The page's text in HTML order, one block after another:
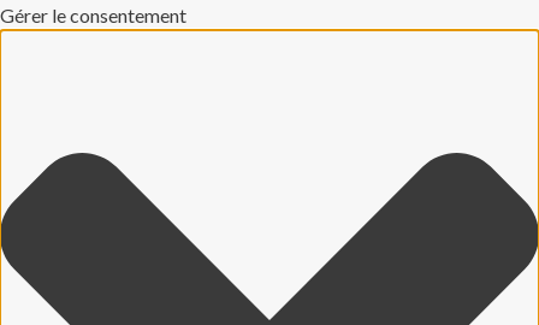
Gérer le consentement